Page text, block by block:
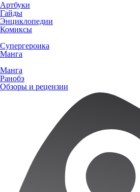
Артбуки
Гайды
Энциклопедии
Комиксы
Супергероика
Манга
Манга
Ранобэ
Обзоры и рецензии